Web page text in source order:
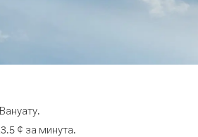
¢ за минута.